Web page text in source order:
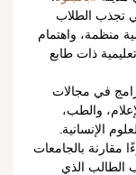
تجذب الطلاب
منظمة، واهتمام
ذات طابع
في مجالات
والطب،
الإنسانية.
مقارنة بالجامعات
الطالب الذي